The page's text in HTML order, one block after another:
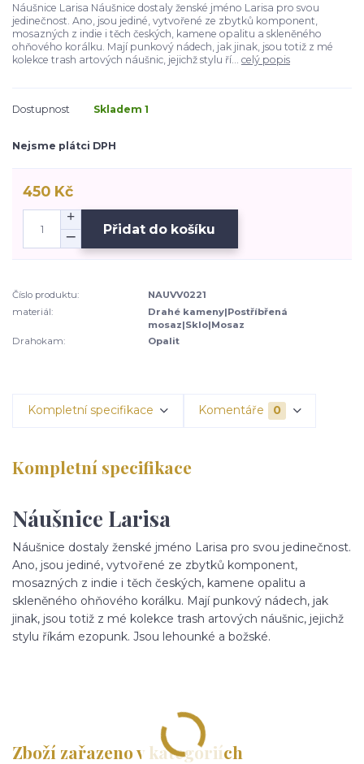
Náušnice Larisa Náušnice dostaly ženské jméno Larisa pro svou
jedinečnost. Ano, jsou jediné, vytvořené ze zbytků komponent,
mosazných z indie i těch českých, kamene opalitu a skleněného
ohňového korálku. Mají punkový nádech, jak jinak, jsou totiž z mé
kolekce trash artových náušnic, jejichž stylu ří... celý popis
Dostupnost Skladem 1
Nejsme plátci DPH
450 Kč
Přidat do košíku
Číslo produktu:
NAUVV0221
materiál:
Drahé kameny|Postříbřená
mosaz|Sklo|Mosaz
Drahokam:
Opalit
Kompletní specifikace Komentáře 0
Kompletní specifikace
Náušnice Larisa
Náušnice dostaly ženské jméno Larisa pro svou jedinečnost.
Ano, jsou jediné, vytvořené ze zbytků komponent,
mosazných z indie i těch českých, kamene opalitu a
skleněného ohňového korálku. Mají punkový nádech, jak
jinak, jsou totiž z mé kolekce trash artových náušnic, jejichž
stylu říkám ezopunk. Jsou lehounké a božské.
Zboží zařazeno v kategoriích